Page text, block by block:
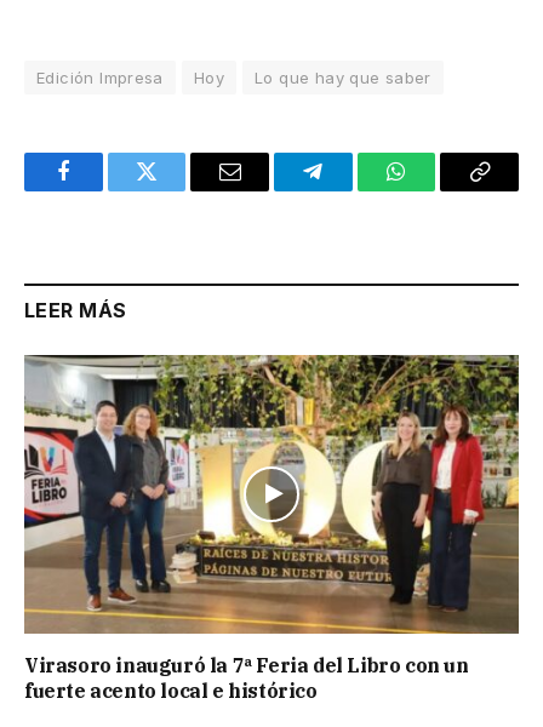
Edición Impresa Hoy Lo que hay que saber
FacebookTwitter Email TelegramWhatsAppCopy
LEER MÁS
Virasoro inauguró la 7ª Feria del Libro con un
fuerte acento local e histórico